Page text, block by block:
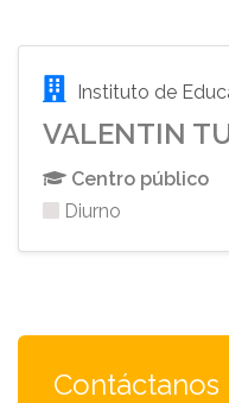
Instituto de
VALENTIN
Centro público
Diurno
Contáctanos